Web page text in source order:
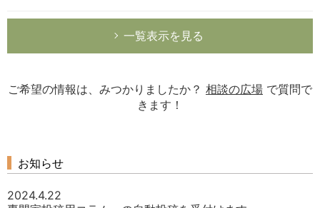
一覧表示を見る
ご希望の情報は、みつかりましたか？ 相談の広場 で質問で
きます！
お知らせ
2024.4.22